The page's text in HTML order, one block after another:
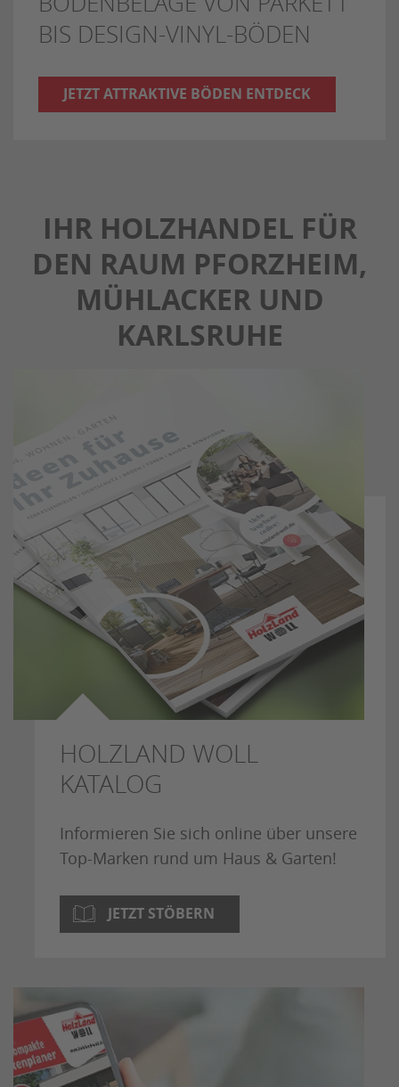
BIS DESIGN-VINYL-BÖDEN
JETZT ATTRAKTIVE BÖDEN ENTDECK
IHR HOLZHANDEL FÜR
DEN RAUM PFORZHEIM,
MÜHLACKER UND
KARLSRUHE
HOLZLAND WOLL
KATALOG
Informieren Sie sich online über unsere
Top-Marken rund um Haus & Garten!
JETZT STÖBERN